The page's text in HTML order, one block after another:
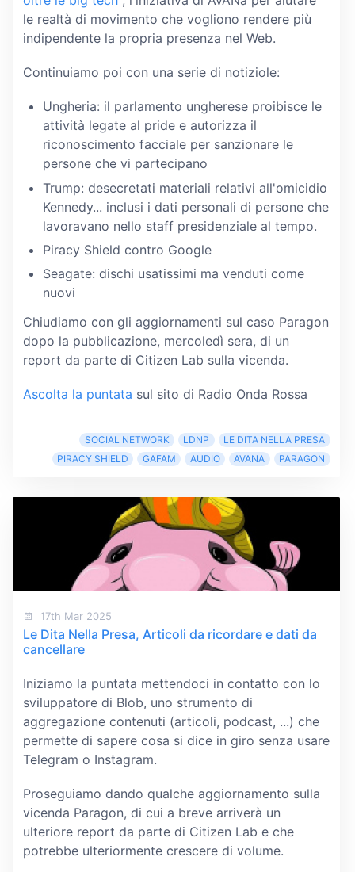
le realtà di movimento che vogliono rendere più
indipendente la propria presenza nel Web.
Continuiamo poi con una serie di notiziole:
Ungheria: il parlamento ungherese proibisce le
attività legate al pride e autorizza il
riconoscimento facciale per sanzionare le
persone che vi partecipano
Trump: desecretati materiali relativi all'omicidio
Kennedy... inclusi i dati personali di persone che
lavoravano nello staff presidenziale al tempo.
Piracy Shield contro Google
Seagate: dischi usatissimi ma venduti come
nuovi
Chiudiamo con gli aggiornamenti sul caso Paragon
dopo la pubblicazione, mercoledì sera, di un
report da parte di Citizen Lab sulla vicenda.
Ascolta la puntata sul sito di Radio Onda Rossa
SOCIAL NETWORK LDNP
LE DITA NELLA PRESA
PIRACY SHIELD
GAFAM AUDIO AVANA PARAGON
17th Mar 2025
Le Dita Nella Presa, Articoli da ricordare e dati da
cancellare
Iniziamo la puntata mettendoci in contatto con lo
sviluppatore di Blob, uno strumento di
aggregazione contenuti (articoli, podcast, ...) che
permette di sapere cosa si dice in giro senza usare
Telegram o Instagram.
Proseguiamo dando qualche aggiornamento sulla
vicenda Paragon, di cui a breve arriverà un
ulteriore report da parte di Citizen Lab e che
potrebbe ulteriormente crescere di volume.